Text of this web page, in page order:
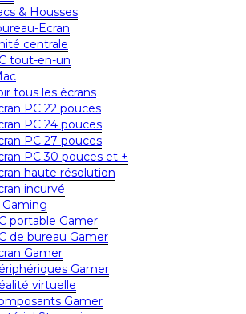
& Housses
Ecran
centrale
tout-en-un
tous les écrans
PC 22 pouces
PC 24 pouces
PC 27 pouces
PC 30 pouces et +
haute résolution
incurvé
Gaming
portable Gamer
de bureau Gamer
Gamer
Gamer
virtuelle
Gamer